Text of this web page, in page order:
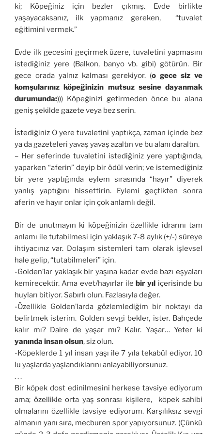
ki; Köpeğiniz için bezler çıkmış. Evde birlikte
yaşayacaksanız, ilk yapmanız gereken, “tuvalet
eğitimini vermek.”
Evde ilk gecesini geçirmek üzere, tuvaletini yapmasını
istediğiniz yere (Balkon, banyo vb. gibi) götürün. Bir
gece orada yalnız kalması gerekiyor. (o gece siz ve
komşularınız köpeğinizin mutsuz sesine dayanmak
durumunda:))) Köpeğinizi getirmeden önce bu alana
geniş şekilde gazete veya bez serin.
İstediğiniz O yere tuvaletini yaptıkça, zaman içinde bez
ya da gazeteleri yavaş yavaş azaltın ve bu alanı daraltın.
– Her seferinde tuvaletini istediğiniz yere yaptığında,
yaparken “aferin” deyip bir ödül verin; ve istemediğiniz
bir yere yaptığında eylem sırasında “hayır” diyerek
yanlış yaptığını hissettirin. Eylemi geçtikten sonra
aferin ve hayır onlar için çok anlamlı değil.
Bir de unutmayın ki köpeğinizin özellikle idrarını tam
anlamı ile tutabilmesi için yaklaşık 7-8 aylık (+/-) süreye
ihtiyacınız var. Dolaşım sistemleri tam olarak işlevsel
hale gelip, “tutabilmeleri” için.
-Golden’lar yaklaşık bir yaşına kadar evde bazı eşyaları
kemirecektir. Ama evet/hayırlar ilebir yıl içerisinde bu
huyları bitiyor. Sabırlı olun. Fazlasıyla değer.
-Özellikle Golden’larda gözlemlediğim bir noktayı da
belirtmek isterim. Golden sevgi bekler, ister. Bahçede
kalır mı? Daire de yaşar mı? Kalır. Yaşar… Yeter ki
yanında insan olsun, siz olun.
-Köpeklerde 1 yıl insan yaşı ile 7 yıla tekabül ediyor. 10
lu yaşlarda yaşlandıklarını anlayabiliyorsunuz.
. . .
Bir köpek dost edinilmesini herkese tavsiye ediyorum
ama; özellikle orta yaş sonrası kişilere, köpek sahibi
olmalarını özellikle tavsiye ediyorum. Karşılıksız sevgi
almanın yanı sıra, mecburen spor yapıyorsunuz. (Çünkü